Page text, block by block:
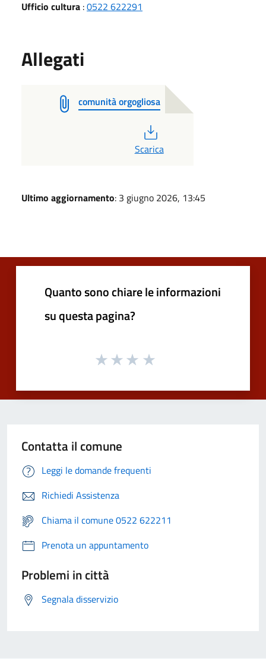
Ufficio cultura :0522 622291
Allegati
comunità orgogliosa
Scarica
Ultimo aggiornamento: 3 giugno 2026, 13:45
Quanto sono chiare le informazioni
su questa pagina?
Contatta il comune
Leggi le domande frequenti
Richiedi Assistenza
Chiama il comune 0522 622211
Prenota un appuntamento
Problemi in città
Segnala disservizio